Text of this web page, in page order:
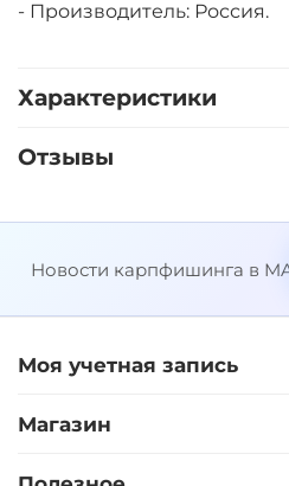
- Производитель: Россия.
Характеристики
Отзывы
Новости карпфишинга в
Моя учетная запись
Магазин